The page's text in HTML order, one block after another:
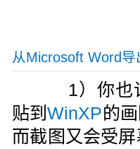
从Microsoft Word导
1）你也许
贴到WinXP的
而截图又会受